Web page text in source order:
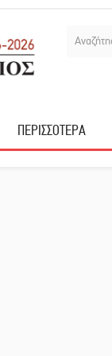
ΠΕΡΙΣΣΟΤΕΡΑ